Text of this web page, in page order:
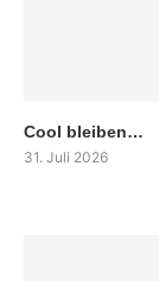
Cool bleiben…
31. Juli 2026